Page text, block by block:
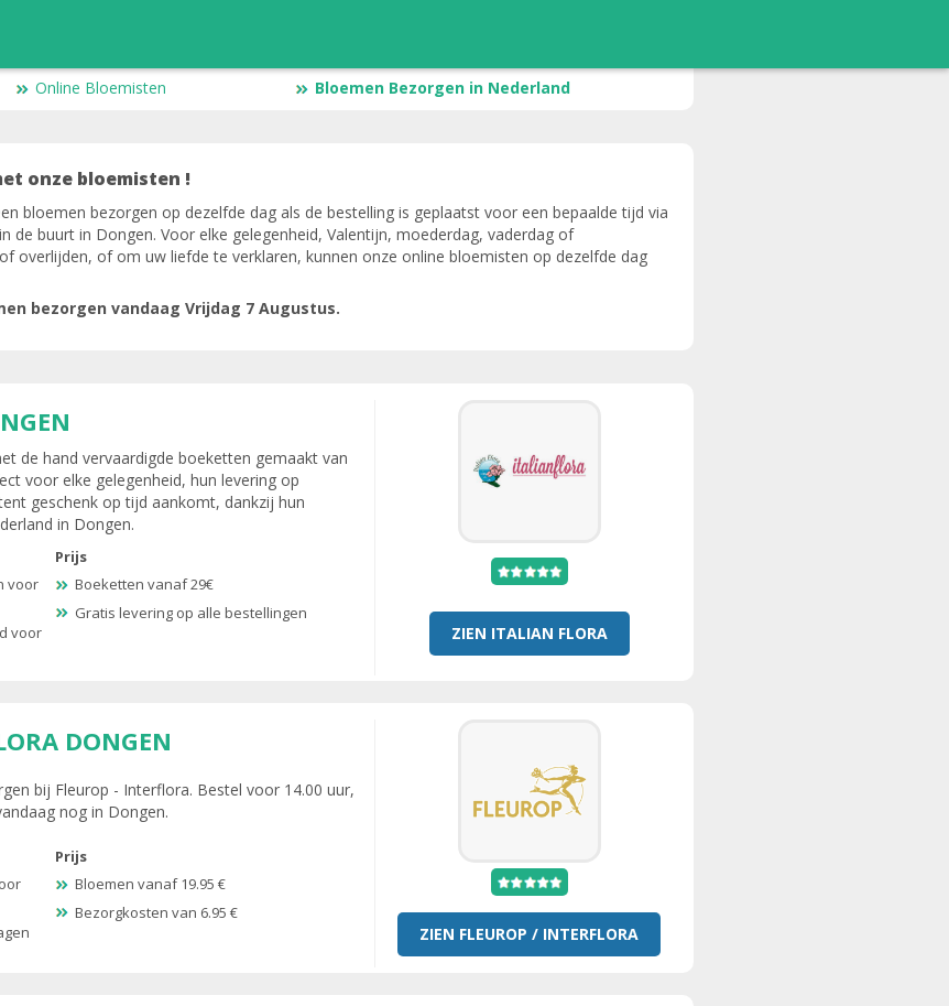
Online Bloemisten Bloemen Bezorgen in Nederland
onze bloemisten !
bloemen bezorgen op dezelfde dag als de bestelling is geplaatst voor een bepaalde tijd via
de buurt in Dongen. Voor elke gelegenheid, Valentijn, moederdag, vaderdag of
overlijden, of om uw liefde te verklaren, kunnen onze online bloemisten op dezelfde dag
bezorgen vandaag Vrijdag 7 Augustus.
de hand vervaardigde boeketten gemaakt van
voor elke gelegenheid, hun levering op
geschenk op tijd aankomt, dankzij hun
in Dongen.
voor
voor
Prijs
Boeketten vanaf 29€
Gratis levering op alle bestellingen
ZIEN ITALIAN FLORA
DONGEN
bij Fleurop - Interflora. Bestel voor 14.00 uur,
nog in Dongen.
Prijs
Bloemen vanaf 19.95 €
Bezorgkosten van 6.95 €
ZIEN FLEUROP / INTERFLORA